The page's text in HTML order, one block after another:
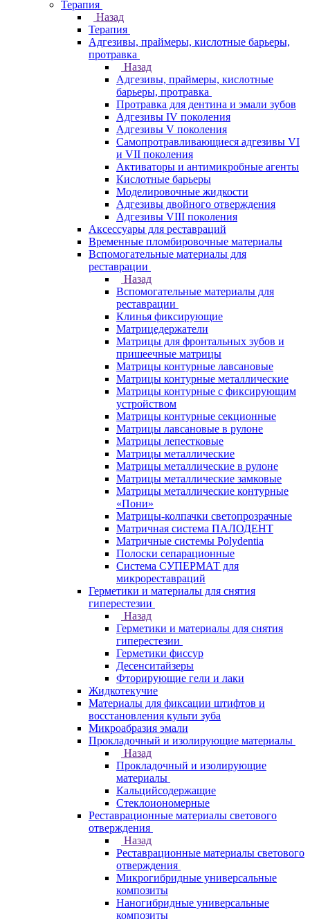
Терапия
Назад
Терапия
Адгезивы, праймеры, кислотные барьеры,
протравка
Назад
Адгезивы, праймеры, кислотные
барьеры, протравка
Протравка для дентина и эмали зубов
Адгезивы IV поколения
Адгезивы V поколения
Самопротравливающиеся адгезивы VI
и VII поколения
Активаторы и антимикробные агенты
Кислотные барьеры
Моделировочные жидкости
Адгезивы двойного отверждения
Адгезивы VIII поколения
Аксессуары для реставраций
Временные пломбировочные материалы
Вспомогательные материалы для
реставрации
Назад
Вспомогательные материалы для
реставрации
Клинья фиксирующие
Матрицедержатели
Матрицы для фронтальных зубов и
пришеечные матрицы
Матрицы контурные лавсановые
Матрицы контурные металлические
Матрицы контурные с фиксирующим
устройством
Матрицы контурные секционные
Матрицы лавсановые в рулоне
Матрицы лепестковые
Матрицы металлические
Матрицы металлические в рулоне
Матрицы металлические замковые
Матрицы металлические контурные
«Пони»
Матрицы-колпачки светопрозрачные
Матричная система ПАЛОДЕНТ
Матричные системы Polydentia
Полоски сепарационные
Система СУПЕРМАТ для
микрореставраций
Герметики и материалы для снятия
гиперестезии
Назад
Герметики и материалы для снятия
гиперестезии
Герметики фиссур
Десенситайзеры
Фторирующие гели и лаки
Жидкотекучие
Материалы для фиксации штифтов и
восстановления культи зуба
Микроабразия эмали
Прокладочный и изолирующие материалы
Назад
Прокладочный и изолирующие
материалы
Кальцийсодержащие
Стеклоиономерные
Реставрационные материалы светового
отверждения
Назад
Реставрационные материалы светового
отверждения
Микрогибридные универсальные
композиты
Наногибридные универсальные
композиты